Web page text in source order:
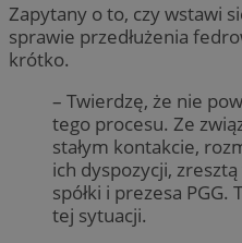
Zapytany o to, czy wstawi
sprawie przedłużenia
krótko.
– Twierdzę, że nie
tego procesu. Ze
stałym kontakcie,
ich dyspozycji,
spółki i prezesa
tej sytuacji.